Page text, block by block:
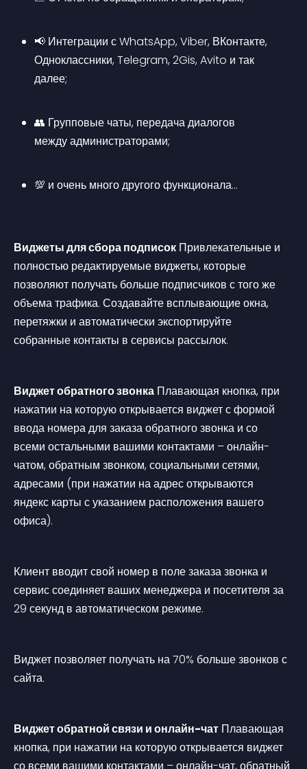
📢 Интеграции с WhatsApp, Viber, ВКонтакте,
Одноклассники, Telegram, 2Gis, Avito и так
далее;
👥 Групповые чаты, передача диалогов
между администраторами;
💯 и очень много другого функционала…
Виджеты для сбора подписок Привлекательные и
полностью редактируемые виджеты, которые
позволяют получать больше подписчиков с того же
объема трафика. Создавайте всплывающие окна,
перетяжки и автоматически экспортируйте
собранные контакты в сервисы рассылок.
Виджет обратного звонка Плавающая кнопка, при
нажатии на которую открывается виджет с формой
ввода номера для заказа обратного звонка и со
всеми остальными вашими контактами – онлайн-
чатом, обратным звонком, социальными сетями,
адресами (при нажатии на адрес открываются
яндекс карты с указанием расположения вашего
офиса).
Клиент вводит свой номер в поле заказа звонка и
сервис соединяет ваших менеджера и посетителя за
29 секунд в автоматическом режиме.
Виджет позволяет получать на 70% больше звонков с
сайта.
Виджет обратной связи и онлайн-чат Плавающая
кнопка, при нажатии на которую открывается виджет